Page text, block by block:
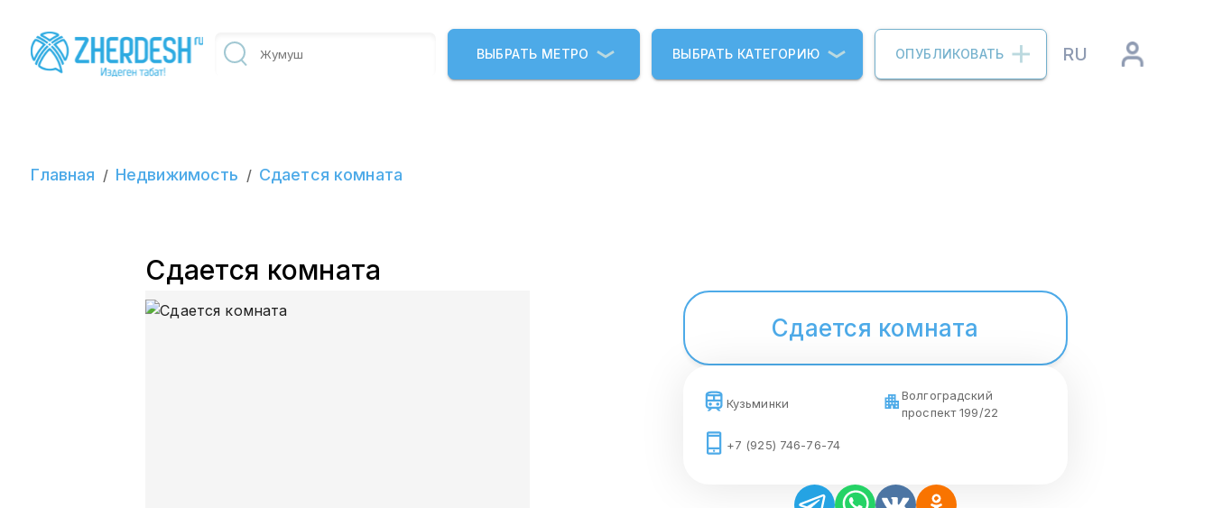
ВЫБРАТЬ МЕТРО ВЫБРАТЬ КАТЕГОРИЮ ОПУБЛИКОВАТЬ RU
Главная / Недвижимость / Сдается комната
Сдается комната
Сдается комната
Кузьминки
Волгоградский
проспект 199/22
+7 (925) 746-76-74